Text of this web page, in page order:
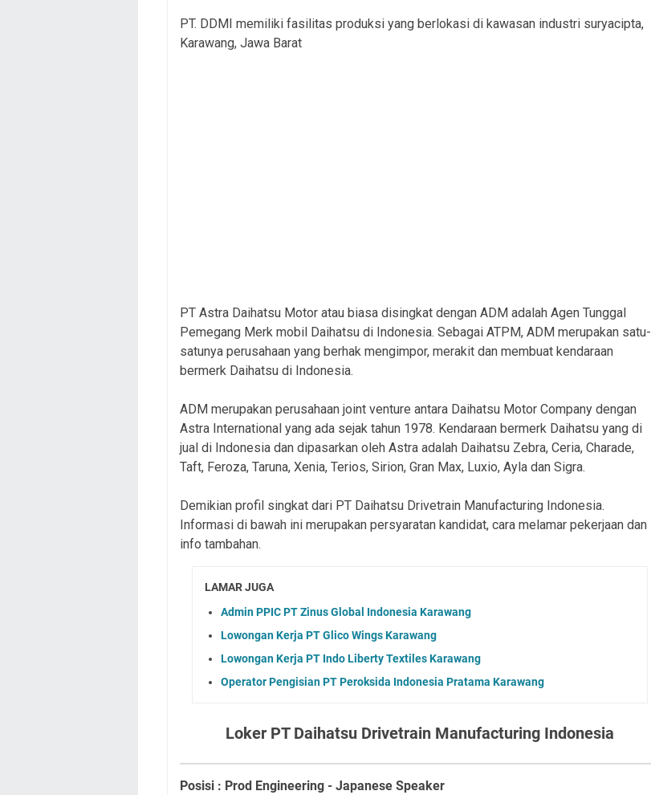
PT. DDMI memiliki fasilitas produksi yang berlokasi di kawasan industri suryacipta,
Karawang, Jawa Barat
PT Astra Daihatsu Motor atau biasa disingkat dengan ADM adalah Agen Tunggal
Pemegang Merk mobil Daihatsu di Indonesia. Sebagai ATPM, ADM merupakan satu-
satunya perusahaan yang berhak mengimpor, merakit dan membuat kendaraan
bermerk Daihatsu di Indonesia.
ADM merupakan perusahaan joint venture antara Daihatsu Motor Company dengan
Astra International yang ada sejak tahun 1978. Kendaraan bermerk Daihatsu yang di
jual di Indonesia dan dipasarkan oleh Astra adalah Daihatsu Zebra, Ceria, Charade,
Taft, Feroza, Taruna, Xenia, Terios, Sirion, Gran Max, Luxio, Ayla dan Sigra.
Demikian profil singkat dari PT Daihatsu Drivetrain Manufacturing Indonesia.
Informasi di bawah ini merupakan persyaratan kandidat, cara melamar pekerjaan dan
info tambahan.
LAMAR JUGA
Admin PPIC PT Zinus Global Indonesia Karawang
Lowongan Kerja PT Glico Wings Karawang
Lowongan Kerja PT Indo Liberty Textiles Karawang
Operator Pengisian PT Peroksida Indonesia Pratama Karawang
Loker PT Daihatsu Drivetrain Manufacturing Indonesia
Posisi : Prod Engineering - Japanese Speaker